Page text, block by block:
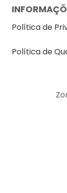
Política de
Política de